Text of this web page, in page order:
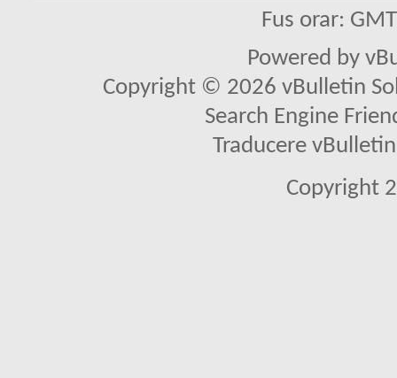
Fus orar:
Powered by
Copyright © 2026 vBulletin
Search Engine
Traducere
Copyright